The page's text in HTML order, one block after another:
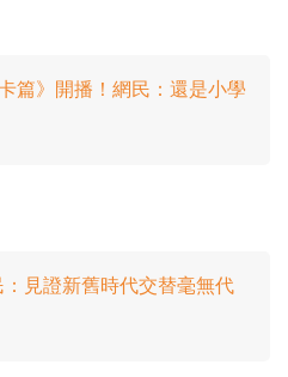
篇》開播！網民：還是小學
見證新舊時代交替毫無代